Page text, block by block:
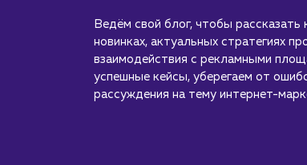
Ведём свой блог, чтобы рассказать
новинках, актуальных стратегиях
взаимодействия с рекламными
успешные кейсы, уберегаем от
рассуждения на тему интернет-